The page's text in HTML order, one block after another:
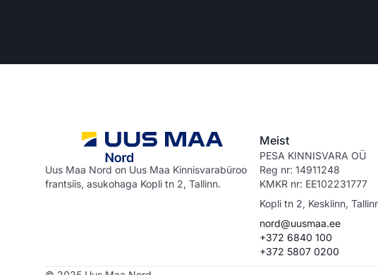
Uus Maa Nord on Uus Maa Kinnisvarabüroo
frantsiis, asukohaga Kopli tn 2, Tallinn.
Meist
PESA KINNISVARA OÜ
Reg nr: 14911248
KMKR nr: EE102231777
Kopli tn 2, Kesklinn,
nord@uusmaa.ee
+372 6840 100
+372 5807 0200